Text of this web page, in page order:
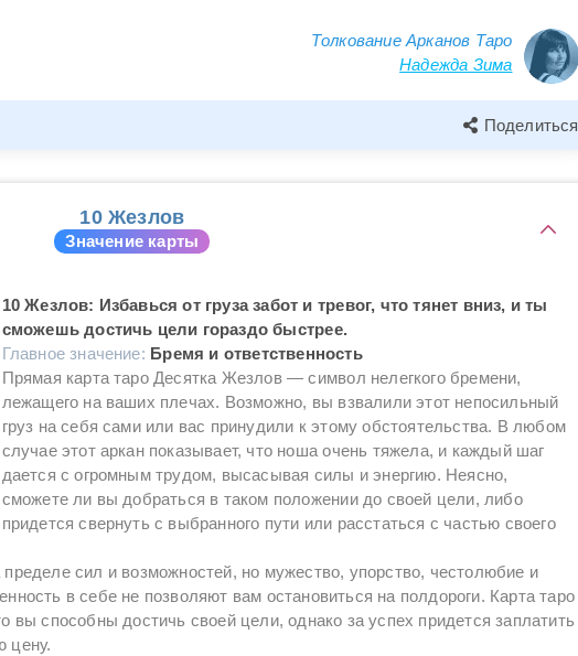
Толкование Арканов Таро
Надежда Зима
Поделиться
10 Жезлов
Значение карты
10 Жезлов: Избавься от груза забот и тревог, что тянет вниз, и ты
сможешь достичь цели гораздо быстрее.
Главное значение: Бремя и ответственность
Прямая карта таро Десятка Жезлов — символ нелегкого бремени,
лежащего на ваших плечах. Возможно, вы взвалили этот непосильный
груз на себя сами или вас принудили к этому обстоятельства. В любом
случае этот аркан показывает, что ноша очень тяжела, и каждый шаг
дается с огромным трудом, высасывая силы и энергию. Неясно,
сможете ли вы добраться в таком положении до своей цели, либо
придется свернуть с выбранного пути или расстаться с частью своего
сил и возможностей, но мужество, упорство, честолюбие и
в себе не позволяют вам остановиться на полдороги. Карта таро
вы способны достичь своей цели, однако за успех придется заплатить
цену.